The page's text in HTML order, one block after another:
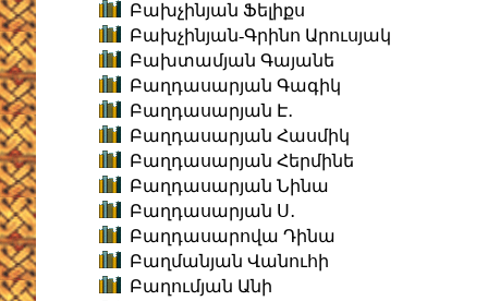
Բախչինյան Ֆելիքս
Բախչինյան-Գրինո Արուսյակ
Բախտամյան Գայանե
Բաղդասարյան Գագիկ
Բաղդասարյան Է․
Բաղդասարյան Հասմիկ
Բաղդասարյան Հերմինե
Բաղդասարյան Նինա
Բաղդասարյան Ս․
Բաղդասարովա Դինա
Բաղմանյան Վանուհի
Բաղումյան Անի